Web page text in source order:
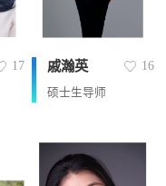
17 戚瀚英 16
硕士生导师